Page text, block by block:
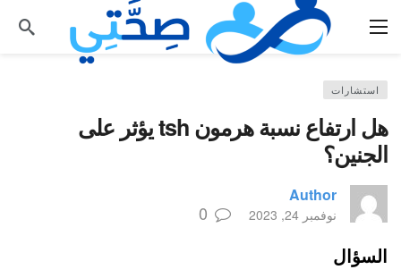
استشارات
هل ارتفاع نسبة هرمون tsh يؤثر على
الجنين؟
Author
نوفمبر 24, 2023 0
السؤال